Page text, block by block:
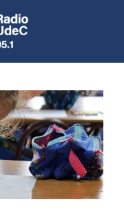
en vivo